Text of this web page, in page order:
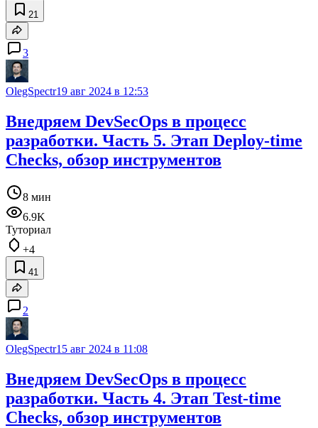
21
3
OlegSpectr19 авг 2024 в 12:53
Внедряем DevSecOps в процесс
разработки. Часть 5. Этап Deploy-time
Checks, обзор инструментов
8 мин
6.9K
Туториал
+4
41
2
OlegSpectr15 авг 2024 в 11:08
Внедряем DevSecOps в процесс
разработки. Часть 4. Этап Test-time
Checks, обзор инструментов